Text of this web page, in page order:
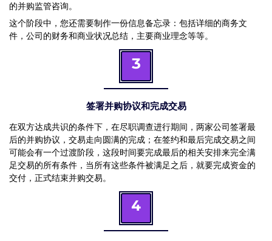
的并购监管咨询。
这个阶段中，您还需要制作一份信息备忘录：包括详细的商务文
件，公司的财务和商业状况总结，主要商业理念等等。
3
签署并购协议和完成交易
在双方达成共识的条件下，在尽职调查进行期间，两家公司签署最
后的并购协议，交易走向圆满的完成；在签约和最后完成交易之间
可能会有一个过渡阶段，这段时间要完成最后的相关安排来完全满
足交易的所有条件，当所有这些条件被满足之后，就要完成资金的
交付，正式结束并购交易。
4